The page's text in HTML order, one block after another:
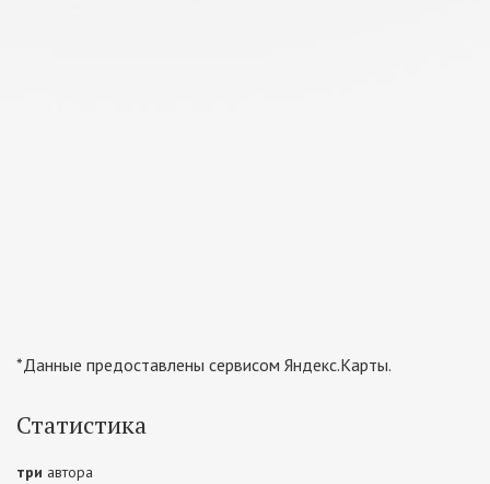
*Данные предоставлены сервисом Яндекс.Карты.
Статистика
три автора